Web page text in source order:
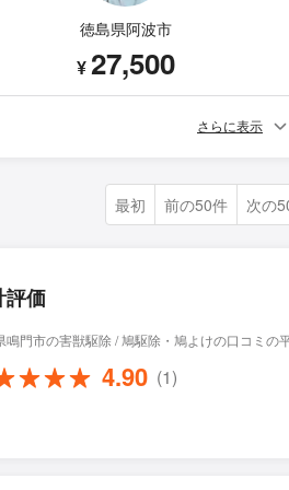
徳島県阿波市
¥27,500
さらに表示
最初 前の50件 次の
評価
鳴門市の害獣駆除 / 鳩駆除・鳩よけの口コミの
4.90 (1)